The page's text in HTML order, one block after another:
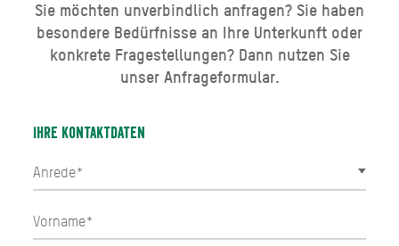
Sie möchten unverbindlich anfragen? Sie haben
besondere Bedürfnisse an Ihre Unterkunft oder
konkrete Fragestellungen? Dann nutzen Sie
unser Anfrageformular.
Ihre Kontaktdaten